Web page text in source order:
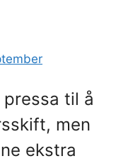
til å
men
ekstra